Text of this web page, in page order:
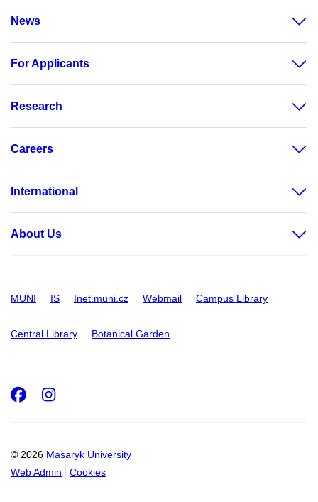
News
For Applicants
Research
Careers
International
About Us
MUNI IS Inet.muni.cz Webmail Campus Library
Central Library Botanical Garden
© 2026 Masaryk University
Web Admin
Cookies
Facebook
Instagram